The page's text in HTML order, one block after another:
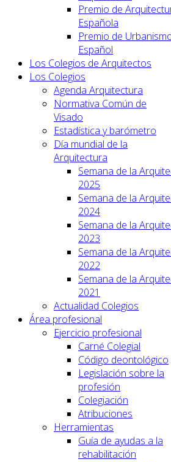
Premio de
Española
Premio de
Español
Los Colegios de Arquitectos
Los Colegios
Agenda Arquitectura
Normativa Común de
Visado
Estadística y barómetro
Día mundial de la
Arquitectura
Semana de la
2025
Semana de la
2024
Semana de la
2023
Semana de la
2022
Semana de la
2021
Actualidad Colegios
Área profesional
Ejercicio profesional
Carné Colegial
Código deontológico
Legislación sobre la
profesión
Colegiación
Atribuciones
Herramientas
Guía de ayudas a la
rehabilitación